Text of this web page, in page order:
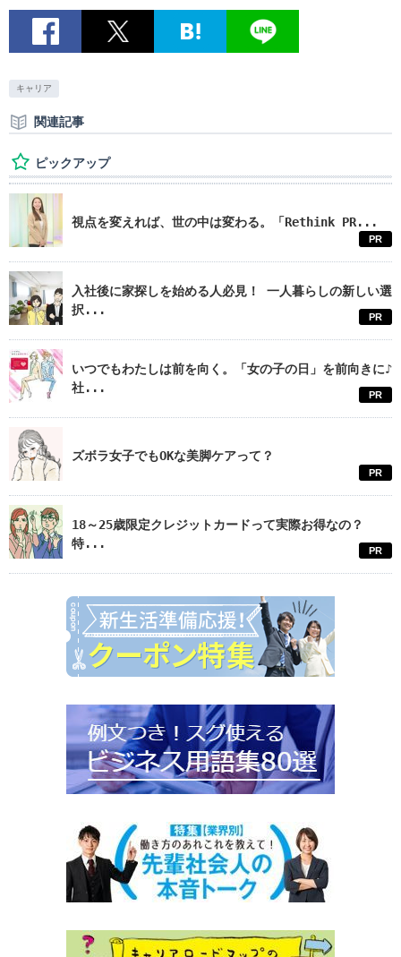
キャリア
関連記事
ピックアップ
視点を変えれば、世の中は変わる。「Rethink PR...
PR
入社後に家探しを始める人必見！ 一人暮らしの新しい選
択...
PR
いつでもわたしは前を向く。「女の子の日」を前向きに♪
社...
PR
ズボラ女子でもOKな美脚ケアって？
PR
18～25歳限定クレジットカードって実際お得なの？
特...
PR